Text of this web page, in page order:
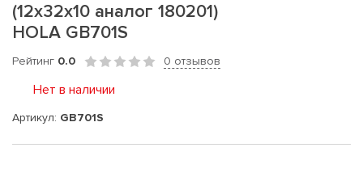
(12x32x10 аналог 180201)
HOLA GB701S
Рейтинг 0.0 0 отзывов
Нет в наличии
Артикул: GB701S